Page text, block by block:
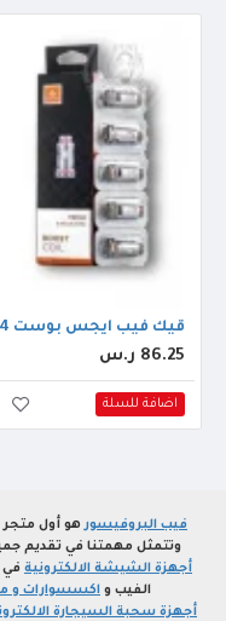
قيك فيب ايجس بوست 0.4 ميش كويل
86.25 ر.س
اضافة للسلة
فيب البروفيسورهو أول متجر
وتتمثل مهمتنا في تقديم
أجهزة الشيشة الالكترونية في
الفيب و اكسسوارات و
أجهزة سحبة السيجارة